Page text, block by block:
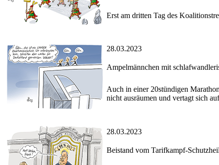
Erst am dritten Tag des
28.03.2023
Ampelmännchen mit
Auch in einer 20stündigen
nicht ausräumen und vertagt sich
28.03.2023
Beistand vom Tarifkampf-